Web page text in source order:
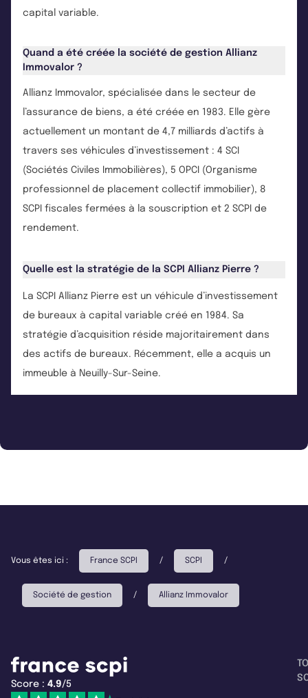
capital variable.
Quand a été créée la société de gestion Allianz
Immovalor ?
Allianz Immovalor, spécialisée dans le secteur de
l’assurance de biens, a été créée en 1983. Elle gère
actuellement un montant de 4,7 milliards d’actifs à
travers ses véhicules d’investissement : 4 SCI
(Sociétés Civiles Immobilières), 5 OPCI (Organisme
professionnel de placement collectif immobilier), 8
SCPI fiscales fermées à la souscription et 2 SCPI de
rendement.
Quelle est la stratégie de la SCPI Allianz Pierre ?
La SCPI Allianz Pierre est un véhicule d’investissement
de bureaux à capital variable créé en 1984. Sa
stratégie d’acquisition réside majoritairement dans
des actifs de bureaux. Récemment, elle a acquis un
immeuble à Neuilly-Sur-Seine.
Vous êtes ici : France SCPI / SCPI /
Société de gestion / Allianz Immovalor
Score : 4.9/5